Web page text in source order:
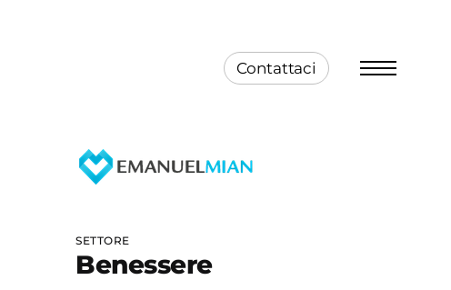
Contattaci Menu
SETTORE
Benessere